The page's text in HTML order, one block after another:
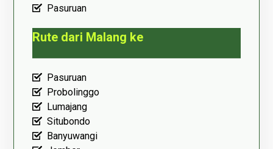
Pasuruan
Rute dari Malang ke
Pasuruan
Probolinggo
Lumajang
Situbondo
Banyuwangi